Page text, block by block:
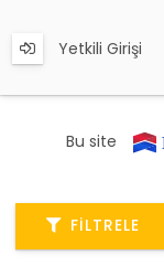
FILTRELE
Yetkili Girişi
Bu site